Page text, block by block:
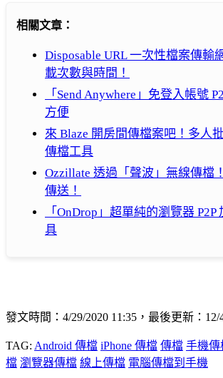
相關文章：
Disposable URL 一次性檔案傳輸
載次數與時間！
「Send Anywhere」免登入帳號
方便
來 Blaze 開房間傳檔案吧！多人
傳檔工具
Ozzillate 透過「聲波」無線傳檔
傳送！
「OnDrop」超單純的瀏覽器
具
發文時間：4/29/2020 11:35，最後更新：12/
TAG: Android 傳檔 iPhone 傳檔 傳檔 手機傳
檔 瀏覽器傳檔 線上傳檔 電腦傳檔到手機